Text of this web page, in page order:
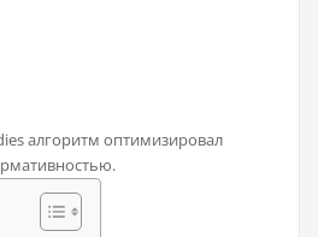
алгоритм оптимизировал